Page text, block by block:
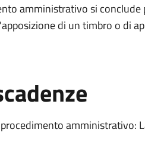
amministrativo si
di un timbro o di
amministrativo: